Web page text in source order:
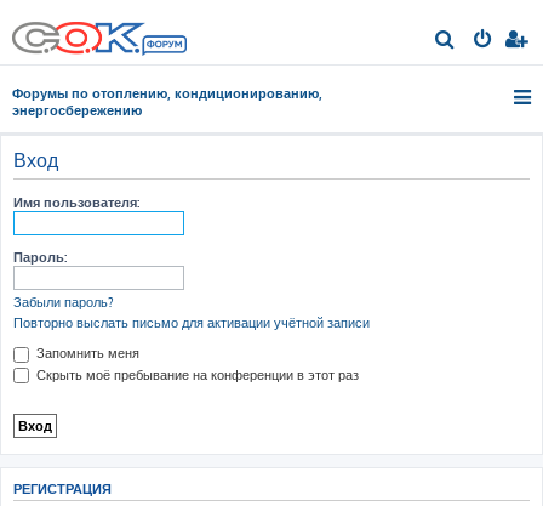
о
Форумы по отоплению, кондиционированию,
энергосбережению
Вход
Имя пользователя:
Пароль:
Забыли пароль?
Повторно выслать письмо для активации учётной записи
Запомнить меня
Скрыть моё пребывание на конференции в этот раз
РЕГИСТРАЦИЯ